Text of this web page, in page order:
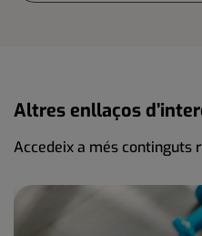
Altres enllaços
Accedeix a més